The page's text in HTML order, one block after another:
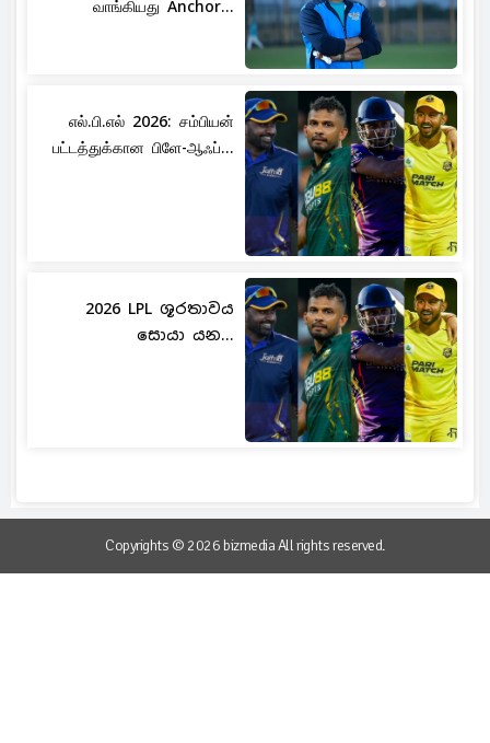
வாங்கியது Anchor...
எல்.பி.எல் 2026: சம்பியன்
பட்டத்துக்கான பிளே-ஆஃப்...
2026 LPL ශූරතාවය
සොයා යන...
Copyrights © 2026 bizmedia All rights reserved.